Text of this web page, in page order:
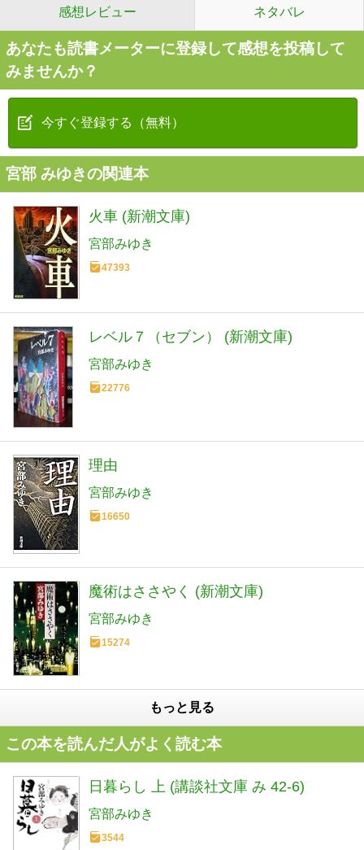
感想レビュー ネタバレ
あなたも読書メーターに登録して感想を投稿して
みませんか？
今すぐ登録する（無料）
宮部 みゆきの関連本
火車 (新潮文庫)
宮部みゆき
47393
レベル７（セブン） (新潮文庫)
宮部みゆき
22776
理由
宮部みゆき
16650
魔術はささやく (新潮文庫)
宮部みゆき
15274
もっと見る
この本を読んだ人がよく読む本
日暮らし 上 (講談社文庫 み 42-6)
宮部みゆき
3544